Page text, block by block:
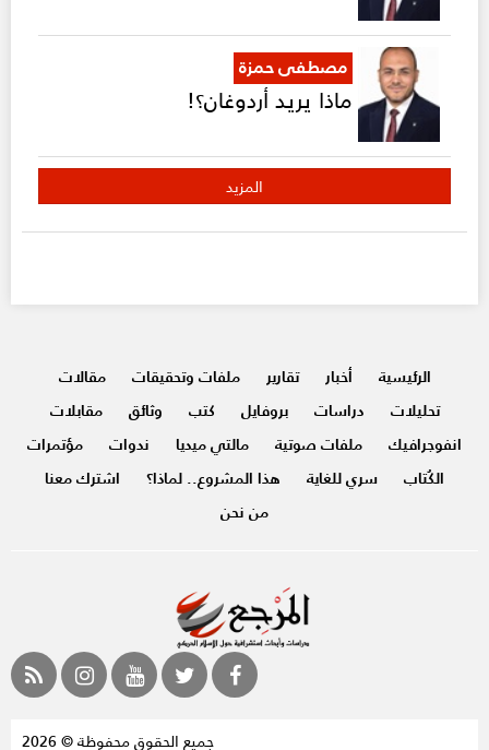
مصطفى حمزة
ماذا يريد أردوغان؟!
المزيد
الرئيسية أخبار تقارير ملفات وتحقيقات
مقالات
تحليلات
دراسات بروفايل كتب وثائق
مقابلات
انفوجرافيك
ملفات صوتية مالتي ميديا ندوات
مؤتمرات
الكُتاب
سري للغاية هذا المشروع.. لماذا؟
اشترك معنا
من نحن
جميع الحقوق محفوظة © 2026